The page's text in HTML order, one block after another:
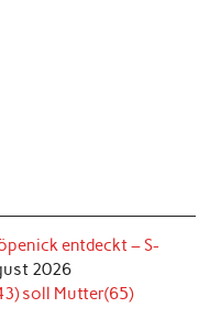
entdeckt – S-
2026
soll Mutter(65)